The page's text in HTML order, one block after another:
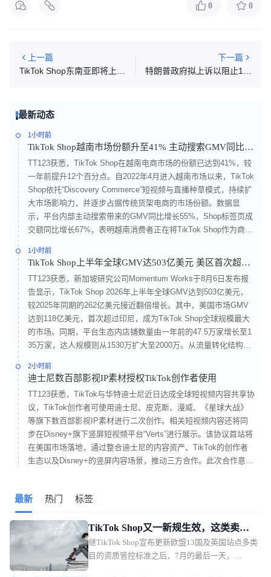
0 0
上一篇
下一篇
最新动态
1小时前
TikTok Shop越南市场份额升至41% 主动搜索GMV同比增
长55%
TT123获悉，TikTok Shop在越南电商市场的份额已达到41%，较
一年前提升12个百分点。自2022年4月进入越南市场以来，TikTok
Shop依托“Discovery Commerce”短视频与直播种草模式，持续扩
大市场影响力，并逐步占据传统货架电商的市场份额。数据显
示，平台内部主动搜索带来的GMV同比增长55%，Shop标签页成
交额同比增长67%，表明越南消费者正在将TikTok Shop作为商品
转向主动搜索商品、比较价格并进入店铺完成交易，推动TikTok
Shop从内容平台向“内容+货架+搜索”融合型交易入口转变。
1小时前
TikTok Shop上半年全球GMV达503亿美元 美区首次超越
印尼成为第一大市场
TT123获悉，新加坡研究公司Momentum Works于8月6日发布报
告显示，TikTok Shop 2026年上半年全球GMV达到503亿美元，
较2025年同期的262亿美元接近翻倍增长。其中，美国市场GMV
达到118亿美元，首次超过印尼，成为TikTok Shop全球规模最大
的市场。同期，平台生态内店铺数量由一年前的47.5万家增长至1
35万家，达人规模则从1530万扩大至2000万。从流量转化结构来
MV的51.4%，短视频占40.4%，直播占8.2%。在27个商品类别
中，有21个类别的平均售价出现下降。
2小时前
迪士尼数百部影视IP素材授权TikTok创作者使用
TT123获悉，TikTok与华特迪士尼近日达成全球短视频内容共享协
议，TikTok创作者可使用迪士尼、皮克斯、漫威、《星球大战》
等旗下数百部影视IP素材进行二次创作。相关短视频内容还将同
步在Disney+旗下竖屏短视频平台“Verts”进行展示。该协议首站将
在美国市场落地，通过整合迪士尼的内容资产、TikTok的创作者
生态以及Disney+的竖屏内容场景，推动三方合作。此次合作意味
最新 热门 标签
TikTok Shop又一新规生效，这类卖家
务必及时补齐资质
继TikTok Shop宣布更新欧盟13国及英国站点多类
目的资质管控标准之后，7月的最后一天，